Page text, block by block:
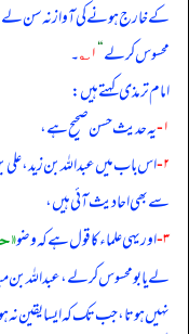
کے خارج ہونے کی آواز نہ سن لے،
محسوس کر لے“۱؎ ۔
امام ترمذی کہتے ہیں:
۱- یہ حدیث حسن صحیح ہے،
۲- اس باب میں عبداللہ بن زید،
سے بھی احادیث آئی ہیں،
۳- اور یہی علماء کا قول ہے کہ وضو
لے یا بو محسوس کر لے، عبداللہ بن
نہیں ہوتا، جب تک کہ ایسا یقین